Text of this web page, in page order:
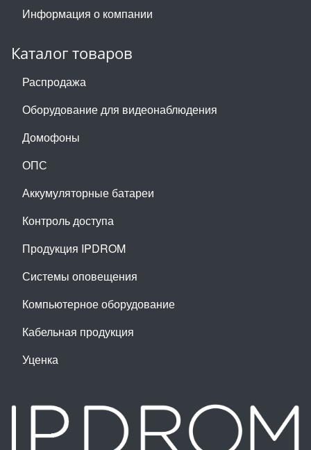
Информация о компании
Каталог товаров
Распродажа
Оборудование для видеонаблюдения
Домофоны
ОПС
Аккумуляторные батареи
Контроль доступа
Продукция IPDROM
Системы оповещения
Компьютерное оборудование
Кабельная продукция
Уценка